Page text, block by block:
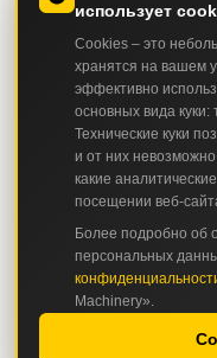
использует
Cookies – это
хранятся на вашем
эффективно
основных вида куки:
Технические куки
и от них
какие
посещении веб-
Более подробно об
персональных
Machinery».